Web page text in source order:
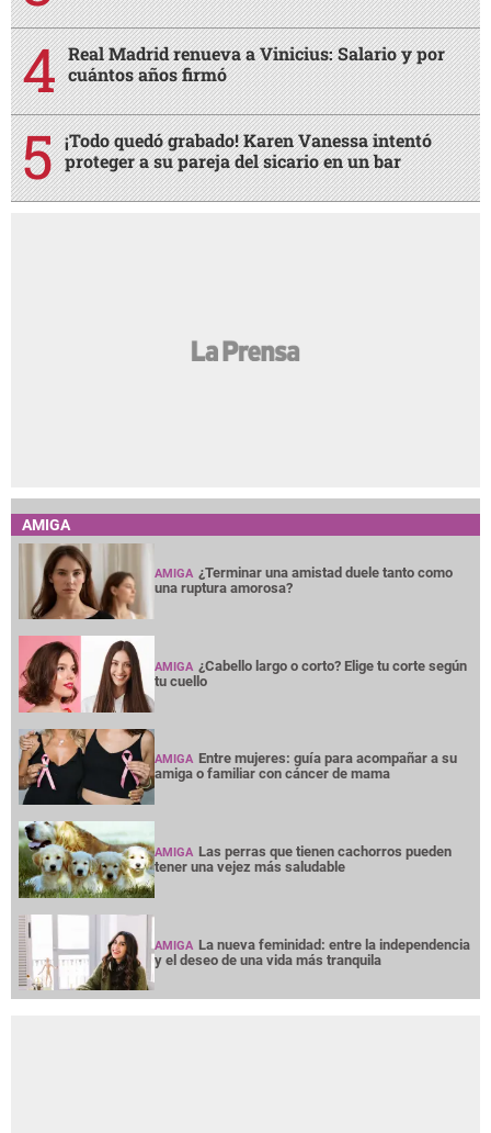
Real Madrid renueva a Vinicius: Salario y por
cuántos años firmó
¡Todo quedó grabado! Karen Vanessa intentó
proteger a su pareja del sicario en un bar
AMIGA
AMIGA ¿Terminar una amistad duele tanto como
una ruptura amorosa?
AMIGA ¿Cabello largo o corto? Elige tu corte según
tu cuello
AMIGA Entre mujeres: guía para acompañar a su
amiga o familiar con cáncer de mama
AMIGA Las perras que tienen cachorros pueden
tener una vejez más saludable
AMIGA La nueva feminidad: entre la independencia
y el deseo de una vida más tranquila